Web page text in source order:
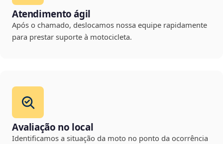
Atendimento ágil
Após o chamado, deslocamos nossa equipe rapidamente
para prestar suporte à motocicleta.
Avaliação no local
Identificamos a situação da moto no ponto da ocorrência